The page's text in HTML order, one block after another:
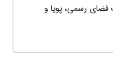
فضای رسمی، پویا و